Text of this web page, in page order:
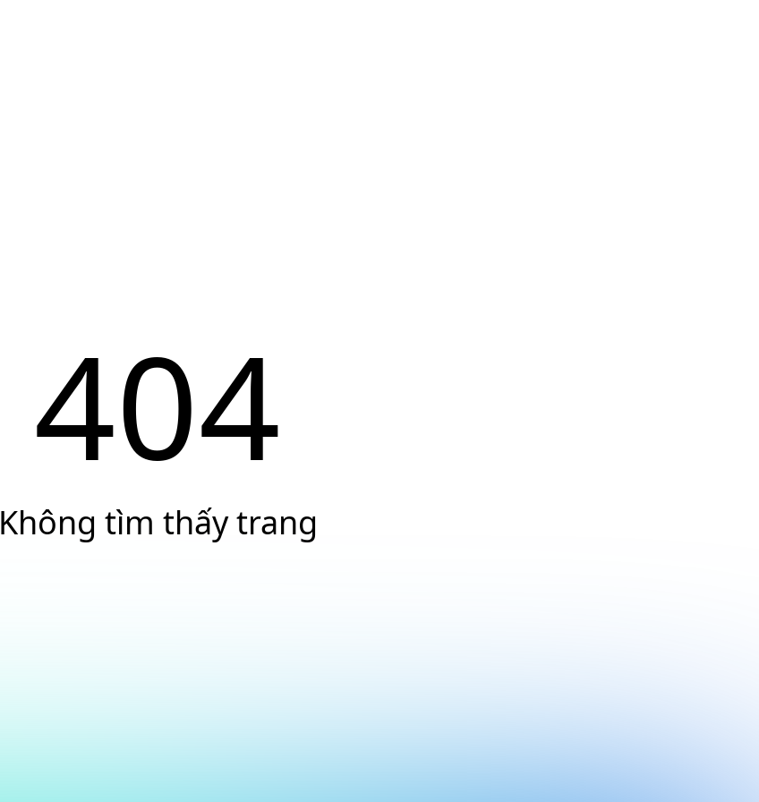
404
Không tìm thấy trang